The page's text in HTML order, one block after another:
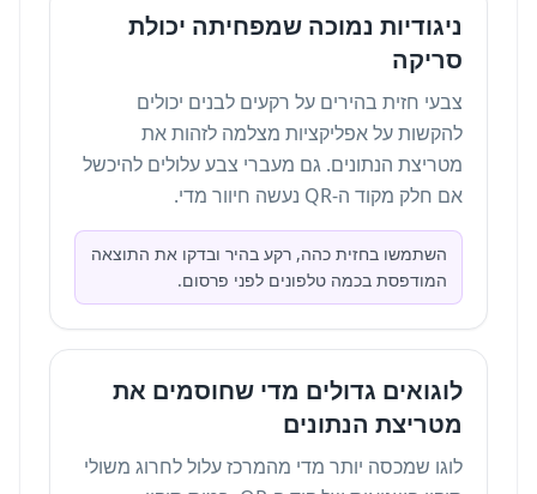
ניגודיות נמוכה שמפחיתה יכולת
סריקה
צבעי חזית בהירים על רקעים לבנים יכולים
להקשות על אפליקציות מצלמה לזהות את
מטריצת הנתונים. גם מעברי צבע עלולים להיכשל
אם חלק מקוד ה-QR נעשה חיוור מדי.
השתמשו בחזית כהה, רקע בהיר ובדקו את התוצאה
המודפסת בכמה טלפונים לפני פרסום.
לוגואים גדולים מדי שחוסמים את
מטריצת הנתונים
לוגו שמכסה יותר מדי מהמרכז עלול לחרוג משולי